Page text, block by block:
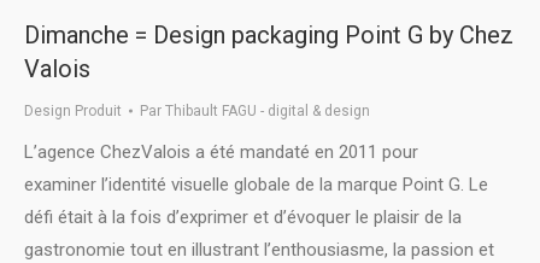
Dimanche = Design packaging Point G by Chez
Valois
Design Produit Par Thibault FAGU - digital & design
L’agence ChezValois a été mandaté en 2011 pour
examiner l’identité visuelle globale de la marque Point G. Le
défi était à la fois d’exprimer et d’évoquer le plaisir de la
gastronomie tout en illustrant l’enthousiasme, la passion et